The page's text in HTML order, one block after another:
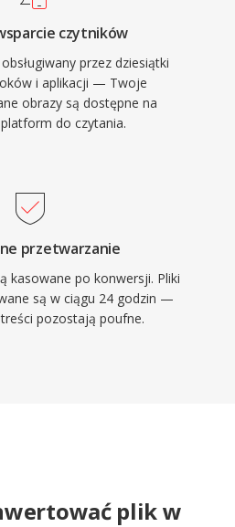
czytników
przez dziesiątki
i aplikacji — Twoje
obrazy są dostępne na
do czytania.
przetwarzanie
kasowane po konwersji. Pliki
są w ciągu 24 godzin —
pozostają poufne.
plik w